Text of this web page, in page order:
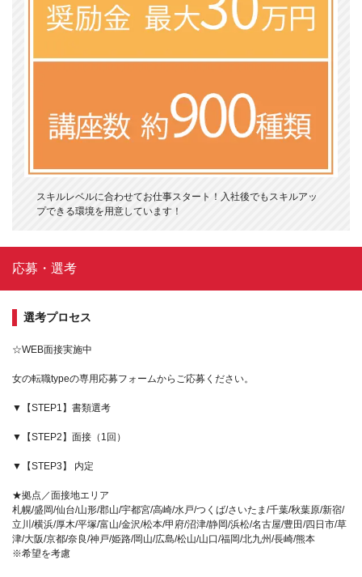
スキルレベルに合わせてお仕事スタート！入社後でもスキルアッ
プできる環境を用意しています！
応募・選考
選考プロセス
☆WEB面接実施中
女の転職typeの専用応募フォームからご応募ください。
▼【STEP1】書類選考
▼【STEP2】面接（1回）
▼【STEP3】 内定
★拠点／面接地エリア
札幌/盛岡/仙台/山形/郡山/宇都宮/高崎/水戸/つくば/さいたま/千葉/秋葉原/新宿/
立川/横浜/厚木/平塚/富山/金沢/松本/甲府/沼津/静岡/浜松/名古屋/豊田/四日市/草
津/大阪/京都/奈良/神戸/姫路/岡山/広島/松山/山口/福岡/北九州/長崎/熊本
※希望を考慮